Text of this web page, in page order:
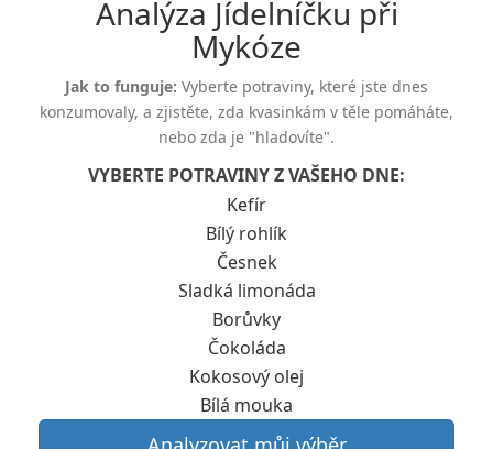
Analýza Jídelníčku při
Mykóze
Jak to funguje: Vyberte potraviny, které jste dnes
konzumovaly, a zjistěte, zda kvasinkám v těle pomáháte,
nebo zda je "hladovíte".
VYBERTE POTRAVINY Z VAŠEHO DNE:
Kefír
Bílý rohlík
Česnek
Sladká limonáda
Borůvky
Čokoláda
Kokosový olej
Bílá mouka